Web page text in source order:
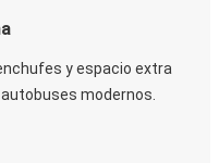
y espacio extra
modernos.